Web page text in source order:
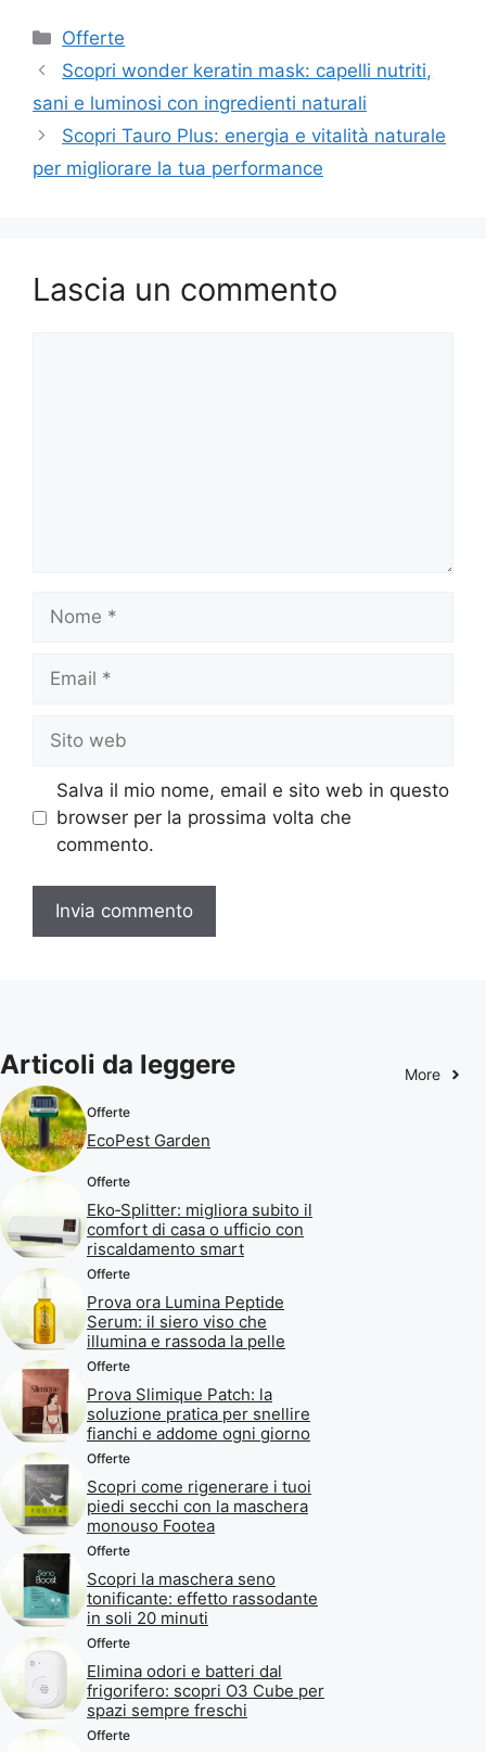
Categorie
Offerte
Scopri wonder keratin mask: capelli nutriti,
sani e luminosi con ingredienti naturali
Scopri Tauro Plus: energia e vitalità naturale
per migliorare la tua performance
Lascia un commento
web
Salva il mio nome, email e sito web in questo
browser per la prossima volta che
commento.
Articoli da leggere More
Offerte
EcoPest Garden
Offerte
Eko‑Splitter: migliora subito il
comfort di casa o ufficio con
riscaldamento smart
Offerte
Prova ora Lumina Peptide
Serum: il siero viso che
illumina e rassoda la pelle
Offerte
Prova Slimique Patch: la
soluzione pratica per snellire
fianchi e addome ogni giorno
Offerte
Scopri come rigenerare i tuoi
piedi secchi con la maschera
monouso Footea
Offerte
Scopri la maschera seno
tonificante: effetto rassodante
in soli 20 minuti
Offerte
Elimina odori e batteri dal
frigorifero: scopri O3 Cube per
spazi sempre freschi
Offerte